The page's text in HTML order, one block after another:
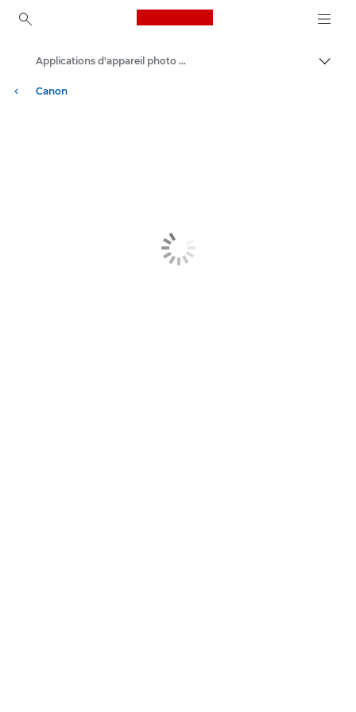
Canon Logo, back to
Canon
Applications d'appareil photo et d'imprimante Canon